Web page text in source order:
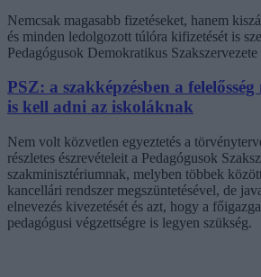
Nemcsak magasabb fizetéseket, hanem
és minden ledolgozott túlóra kifizetését is
Pedagógusok Demokratikus
PSZ: a szakképzésben a
is kell adni az iskoláknak
Nem volt közvetlen egyeztetés a
részletes észrevételeit a Pedagógusok
szakminisztériumnak, melyben többek
kancellári rendszer megszüntetésével, de
elnevezés kivezetését és azt, hogy a
pedagógusi végzettségre is legyen szükség.